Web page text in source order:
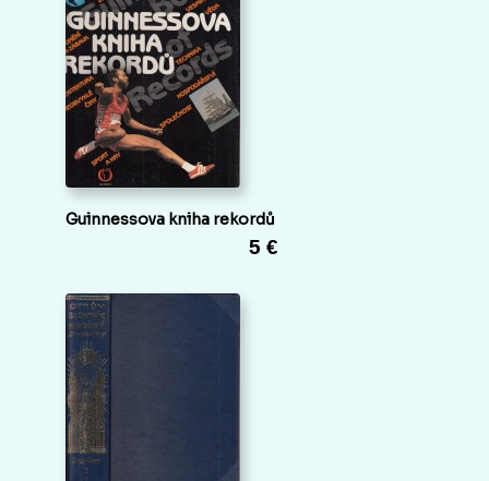
Guinnessova kniha rekordů
5 €